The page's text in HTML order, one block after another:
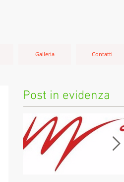
Galleria Contatti
Post in evidenza